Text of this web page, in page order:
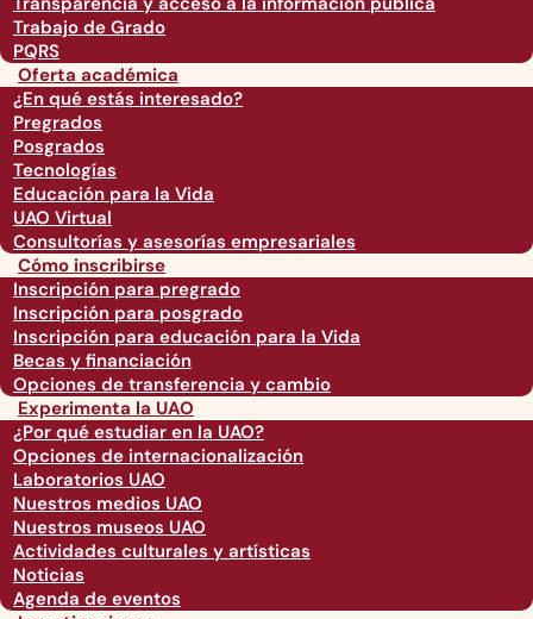
Trabajo de Grado
PQRS
Oferta académica
¿En qué estás interesado?
Pregrados
Posgrados
Tecnologías
Educación para la Vida
UAO Virtual
Consultorías y asesorías empresariales
Cómo inscribirse
Inscripción para pregrado
Inscripción para posgrado
Inscripción para educación para la Vida
Becas y financiación
Opciones de transferencia y cambio
Experimenta la UAO
¿Por qué estudiar en la UAO?
Opciones de internacionalización
Laboratorios UAO
Nuestros medios UAO
Nuestros museos UAO
Actividades culturales y artísticas
Noticias
Agenda de eventos